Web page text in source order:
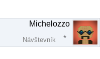
Michelozzo
Návštevník